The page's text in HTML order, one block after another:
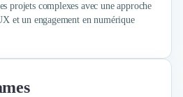
projets complexes avec une approche
et un engagement en numérique